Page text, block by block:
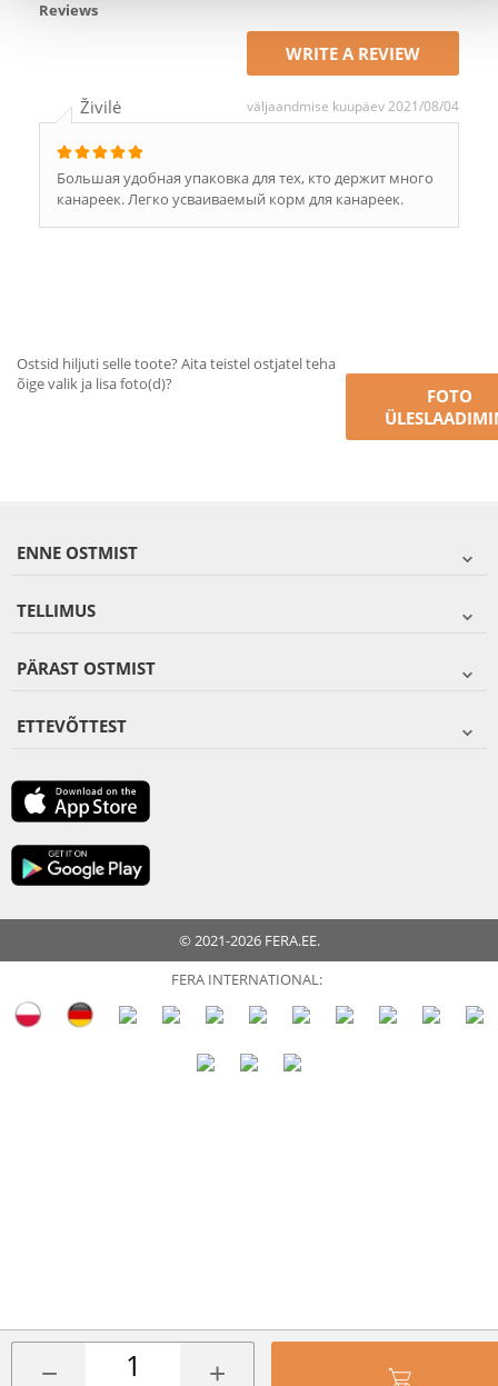
− +
Reviews
WRITE A REVIEW
Živilė väljaandmise kuupäev 2021/08/04
Большая удобная упаковка для тех, кто держит много
канареек. Легко усваиваемый корм для канареек.
Ostsid hiljuti selle toote? Aita teistel ostjatel teha
õige valik ja lisa foto(d)?
FOTO
ENNE OSTMIST
TELLIMUS
PÄRAST OSTMIST
ETTEVÕTTEST
© 2021-2026 FERA.EE.
FERA INTERNATIONAL: